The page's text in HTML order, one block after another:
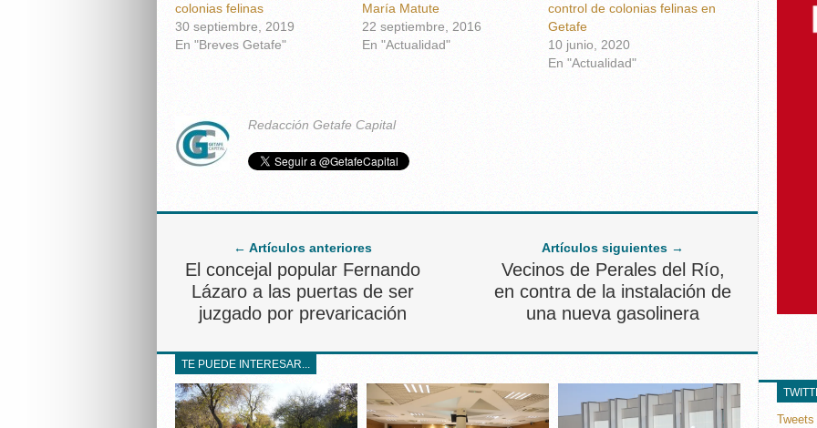
colonias felinas
30 septiembre, 2019
En "Breves Getafe"
María Matute
22 septiembre, 2016
En "Actualidad"
control de colonias felinas en
Getafe
10 junio, 2020
En "Actualidad"
Redacción Getafe Capital
← Artículos anteriores
El concejal popular Fernando
Lázaro a las puertas de ser
juzgado por prevaricación
Artículos siguientes →
Vecinos de Perales del Río,
en contra de la instalación de
una nueva gasolinera
TE PUEDE INTERESAR...